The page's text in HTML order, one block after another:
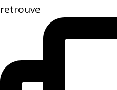
retrouve